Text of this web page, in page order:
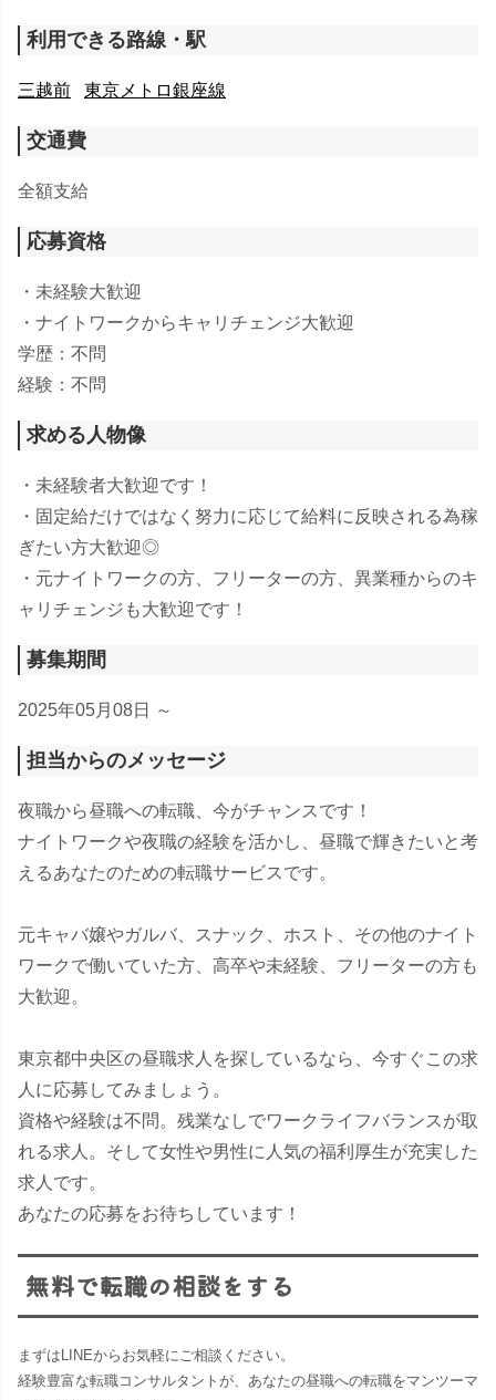
利用できる路線・駅
三越前 東京メトロ銀座線
交通費
​全額支給
応募資格
・未経験大歓迎
・ナイトワークからキャリチェンジ大歓迎
学歴：不問
経験：不問
求める人物像
・未経験者大歓迎です！
・固定給だけではなく努力に応じて給料に反映される為稼
ぎたい方大歓迎◎
・元ナイトワークの方、フリーターの方、異業種からのキ
ャリチェンジも大歓迎です！
募集期間
2025年05月08日 ～
担当からのメッセージ
夜職から昼職への転職、今がチャンスです！
ナイトワークや夜職の経験を活かし、昼職で輝きたいと考
えるあなたのための転職サービスです。
元キャバ嬢やガルバ、スナック、ホスト、その他のナイト
ワークで働いていた方、高卒や未経験、フリーターの方も
大歓迎。
東京都中央区の昼職求人を探しているなら、今すぐこの求
人に応募してみましょう。
資格や経験は不問。残業なしでワークライフバランスが取
れる求人。そして女性や男性に人気の福利厚生が充実した
求人です。
あなたの応募をお待ちしています！
無料で転職の相談をする
まずはLINEからお気軽にご相談ください。
経験豊富な転職コンサルタントが、あなたの昼職への転職をマンツーマ